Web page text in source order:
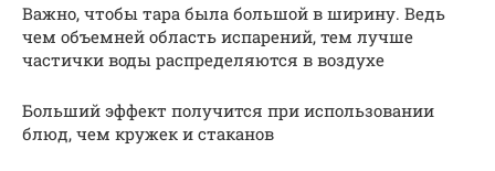
Важно, чтобы тара была большой в ширину. Ведь
чем объемней область испарений, тем лучше
частички воды распределяются в воздухе
Больший эффект получится при использовании
блюд, чем кружек и стаканов